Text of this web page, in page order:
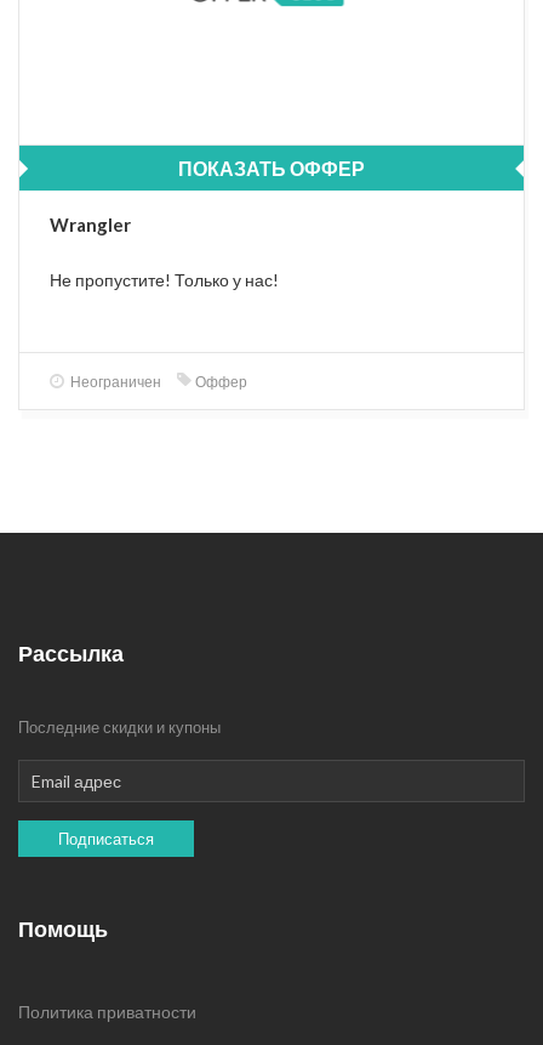
ПОКАЗАТЬ ОФФЕР
Wrangler
Не пропустите! Только у нас!
Неограничен Оффер
Рассылка
Последние скидки и купоны
Подписаться
Помощь
Политика приватности